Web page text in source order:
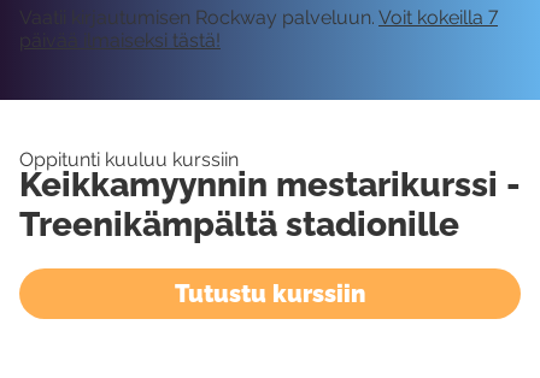
Vaatii kirjautumisen Rockway palveluun. Voit kokeilla 7
päivää ilmaiseksi tästä!
Oppitunti kuuluu kurssiin
Keikkamyynnin mestarikurssi -
Treenikämpältä stadionille
Tutustu kurssiin